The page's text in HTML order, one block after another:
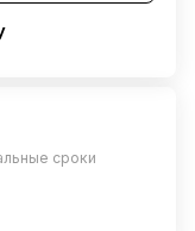
сроки